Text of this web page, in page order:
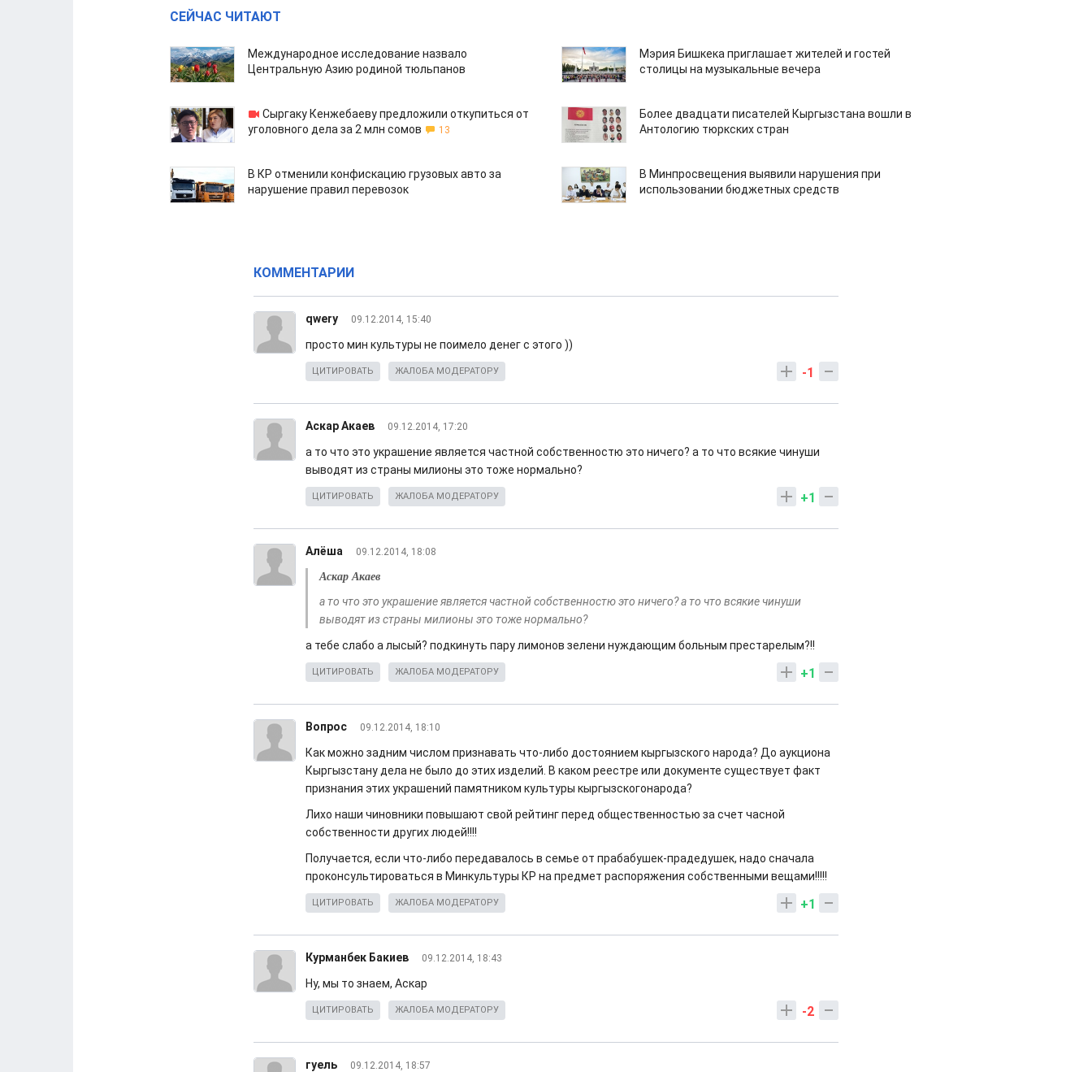
СЕЙЧАС ЧИТАЮТ
Международное исследование назвало
Центральную Азию родиной тюльпанов
Мэрия Бишкека приглашает жителей и гостей
столицы на музыкальные вечера
Сыргаку Кенжебаеву предложили откупиться от
уголовного дела за 2 млн сомов
13
Более двадцати писателей Кыргызстана вошли в
Антологию тюркских стран
В КР отменили конфискацию грузовых авто за
нарушение правил перевозок
В Минпросвещения выявили нарушения при
использовании бюджетных средств
КОММЕНТАРИИ
qwery 09.12.2014, 15:40
просто мин культуры не поимело денег с этого ))
-1
ЦИТИРОВАТЬ ЖАЛОБА МОДЕРАТОРУ
Аскар Акаев 09.12.2014, 17:20
а то что это украшение является частной собственностю это ничего? а то что всякие чинуши
выводят из страны милионы это тоже нормально?
+1
ЦИТИРОВАТЬ ЖАЛОБА МОДЕРАТОРУ
Алёша 09.12.2014, 18:08
Аскар Акаев
а то что это украшение является частной собственностю это ничего? а то что всякие чинуши
выводят из страны милионы это тоже нормально?
а тебе слабо а лысый? подкинуть пару лимонов зелени нуждающим больным престарелым?!!
+1
ЦИТИРОВАТЬ ЖАЛОБА МОДЕРАТОРУ
Вопрос 09.12.2014, 18:10
Как можно задним числом признавать что-либо достоянием кыргызского народа? До аукциона
Кыргызстану дела не было до этих изделий. В каком реестре или документе существует факт
признания этих украшений памятником культуры кыргызскогонарода?
Лихо наши чиновники повышают свой рейтинг перед общественностью за счет часной
собственности других людей!!!!
Получается, если что-либо передавалось в семье от прабабушек-прадедушек, надо сначала
проконсультироваться в Минкультуры КР на предмет распоряжения собственными вещами!!!!!
+1
ЦИТИРОВАТЬ ЖАЛОБА МОДЕРАТОРУ
Курманбек Бакиев 09.12.2014, 18:43
Ну, мы то знаем, Аскар
-2
ЦИТИРОВАТЬ ЖАЛОБА МОДЕРАТОРУ
гуель 09.12.2014, 18:57